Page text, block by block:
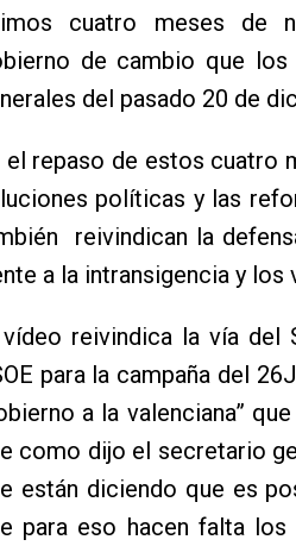
cuatro meses de
de cambio que
del pasado 20 de
el repaso de estos cuatro
políticas y las
reivindican la
a la intransigencia y los
vídeo reivindica la vía
para la campaña del
a la valenciana”
como dijo el secretario
están diciendo que es
para eso hacen falta